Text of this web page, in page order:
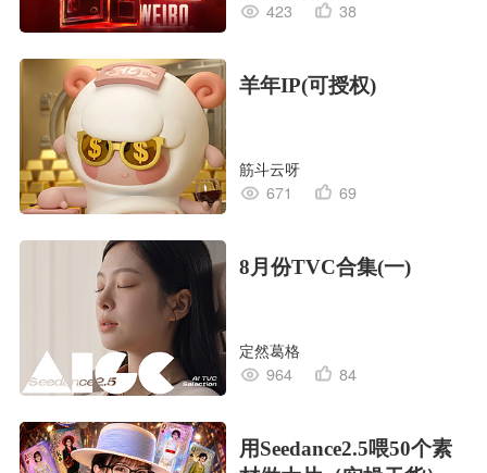
423
38
羊年IP(可授权)
筋斗云呀
671
69
8月份TVC合集(一)
定然葛格
964
84
用Seedance2.5喂50个素